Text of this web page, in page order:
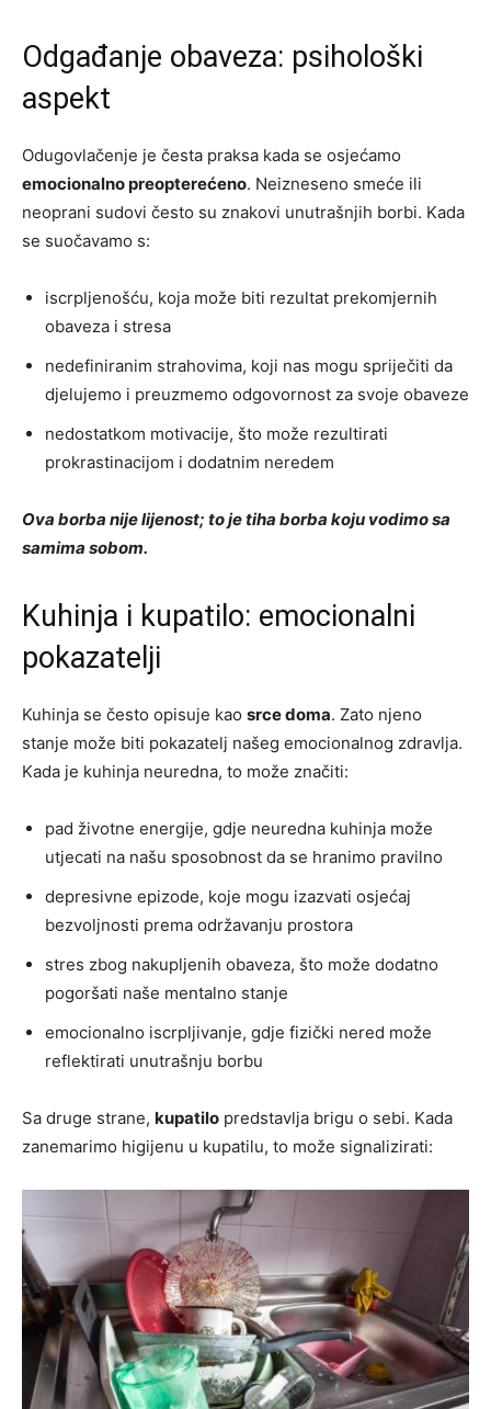
Odgađanje obaveza: psihološki
aspekt
Odugovlačenje je česta praksa kada se osjećamo
emocionalno preopterećeno. Neizneseno smeće ili
neoprani sudovi često su znakovi unutrašnjih borbi. Kada
se suočavamo s:
iscrpljenošću, koja može biti rezultat prekomjernih
obaveza i stresa
nedefiniranim strahovima, koji nas mogu spriječiti da
djelujemo i preuzmemo odgovornost za svoje obaveze
nedostatkom motivacije, što može rezultirati
prokrastinacijom i dodatnim neredem
Ova borba nije lijenost; to je tiha borba koju vodimo sa
samima sobom.
Kuhinja i kupatilo: emocionalni
pokazatelji
Kuhinja se često opisuje kao srce doma. Zato njeno
stanje može biti pokazatelj našeg emocionalnog zdravlja.
Kada je kuhinja neuredna, to može značiti:
pad životne energije, gdje neuredna kuhinja može
utjecati na našu sposobnost da se hranimo pravilno
depresivne epizode, koje mogu izazvati osjećaj
bezvoljnosti prema održavanju prostora
stres zbog nakupljenih obaveza, što može dodatno
pogoršati naše mentalno stanje
emocionalno iscrpljivanje, gdje fizički nered može
reflektirati unutrašnju borbu
Sa druge strane, kupatilo predstavlja brigu o sebi. Kada
zanemarimo higijenu u kupatilu, to može signalizirati: